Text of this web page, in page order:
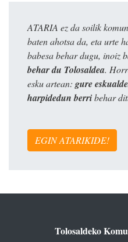
ATARIA ez da soilik
baten ahotsa da, eta urte
babesa behar dugu, inoiz
behar du Tolosaldea.
esku artean: gure
harpidedun berribehar
EGIN ATARIKIDE!
Tolosaldeko